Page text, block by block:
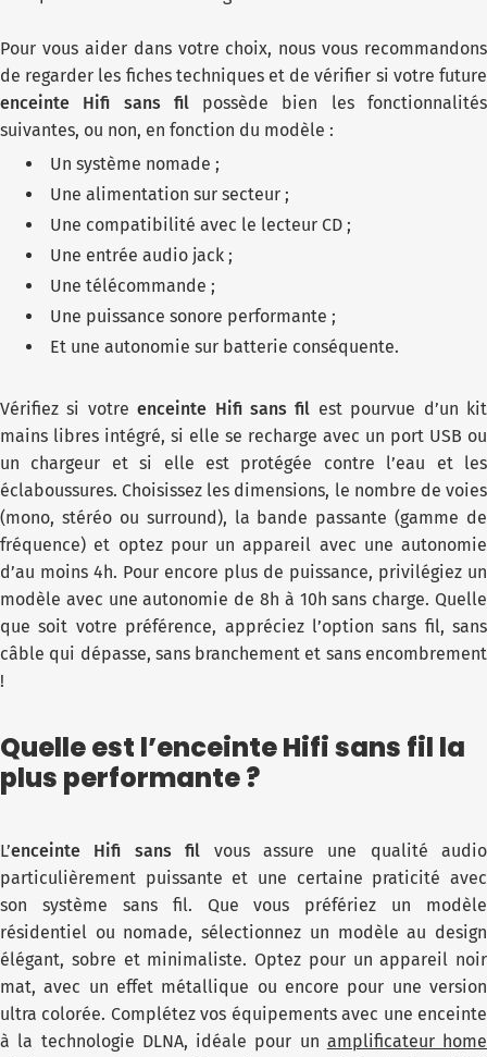
Pour vous aider dans votre choix, nous vous recommandons
de regarder les fiches techniques et de vérifier si votre future
enceinte Hifi sans filpossède bien les fonctionnalités
suivantes, ou non, en fonction du modèle :
Un système nomade ;
Une alimentation sur secteur ;
Une compatibilité avec le lecteur CD ;
Une entrée audio jack ;
Une télécommande ;
Une puissance sonore performante ;
Et une autonomie sur batterie conséquente.
Vérifiez si votreenceinte Hifi sans fil est pourvue d’un kit
mains libres intégré, si elle se recharge avec un port USB ou
un chargeur et si elle est protégée contre l’eau et les
éclaboussures. Choisissez les dimensions, le nombre de voies
(mono, stéréo ou surround), la bande passante (gamme de
fréquence) et optez pour un appareil avec une autonomie
d’au moins 4h. Pour encore plus de puissance, privilégiez un
modèle avec une autonomie de 8h à 10h sans charge. Quelle
que soit votre préférence, appréciez l’option sans fil, sans
câble qui dépasse, sans branchement et sans encombrement
!
Quelle est l’enceinte Hifi sans fil la
plus performante ?
L’enceinte Hifi sans fil vous assure une qualité audio
particulièrement puissante et une certaine praticité avec
son système sans fil. Que vous préfériez un modèle
résidentiel ou nomade, sélectionnez un modèle au design
élégant, sobre et minimaliste. Optez pour un appareil noir
mat, avec un effet métallique ou encore pour une version
ultra colorée. Complétez vos équipements avec une enceinte
à la technologie DLNA, idéale pour un amplificateur home